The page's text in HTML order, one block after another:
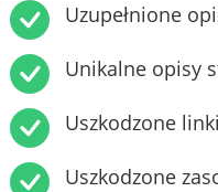
Uzupełnione
Unikalne opisy
Uszkodzone
Uszkodzone